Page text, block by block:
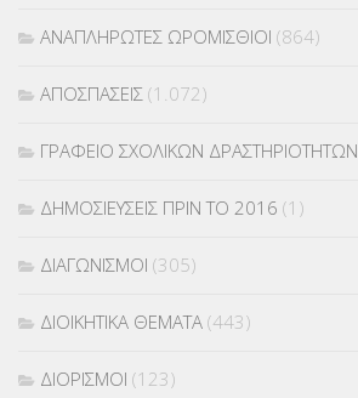
ΑΝΑΠΛΗΡΩΤΕΣ ΩΡΟΜΙΣΘΙΟΙ (864)
ΑΠΟΣΠΑΣΕΙΣ (1.072)
ΓΡΑΦΕΙΟ ΣΧΟΛΙΚΩΝ ΔΡΑΣΤΗΡΙΟΤΗΤΩΝ
ΔΗΜΟΣΙΕΥΣΕΙΣ ΠΡΙΝ ΤΟ 2016 (1)
ΔΙΑΓΩΝΙΣΜΟΙ (305)
ΔΙΟΙΚΗΤΙΚΑ ΘΕΜΑΤΑ (443)
ΔΙΟΡΙΣΜΟΙ (123)